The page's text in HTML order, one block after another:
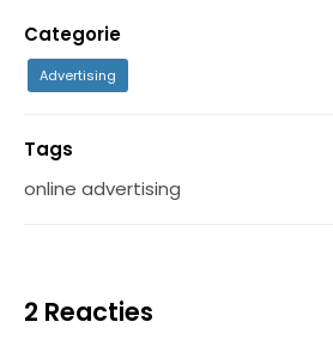
Categorie
Advertising
Tags
online advertising
2 Reacties